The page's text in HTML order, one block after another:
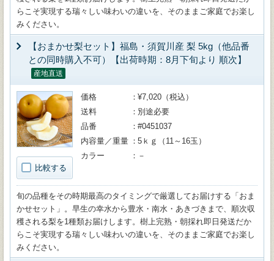
らこそ実現する瑞々しい味わいの違いを、そのままご家庭でお楽し
みください。
【おまかせ梨セット】福島・須賀川産 梨 5kg（他品番
との同時購入不可）【出荷時期：8月下旬より 順次】
産地直送
比較する
価格
¥7,020（税込）
送料
別途必要
品番
#0451037
内容量／重量
5ｋｇ（11～16玉）
カラー
－
旬の品種をその時期最高のタイミングで厳選してお届けする「おま
かせセット」。早生の幸水から豊水・南水・あきづきまで、順次収
穫される梨を1種類お届けします。樹上完熟・朝採れ即日発送だか
らこそ実現する瑞々しい味わいの違いを、そのままご家庭でお楽し
みください。